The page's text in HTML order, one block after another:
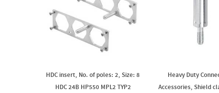
HDC insert, No. of poles: 2, Size: 8
HDC 24B HP550 MPL2 TYP2
Heavy Duty
Accessories, Shield